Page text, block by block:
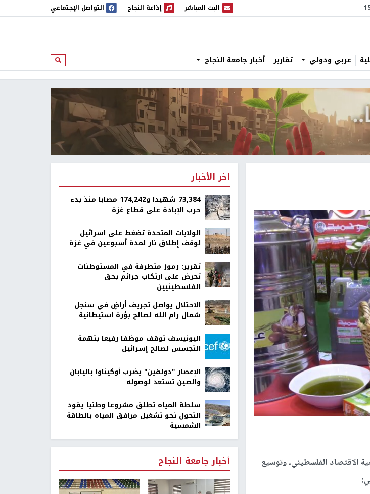
البث المباشر
البث المباشر إذاعة النجاح
إذاعة النجاح التواصل الإجتماعي
عربي ودولي تقارير أخبار جامعة النجاح ابحث
" غذاؤنا 2017 " لدعم وتنمية الاقتصاد الفلسطيني، وتوسيع
اخر الأخبار
73,384 شهيدا و174,242 مصابا منذ بدء
حرب الإبادة على قطاع غزة
الولايات المتحدة تضغط على اسرائيل
لوقف إطلاق نار لمدة أسبوعين في غزة
تقرير: رموز متطرفة في المستوطنات
تحرض على ارتكاب جرائم بحق
الفلسطينيين
الاحتلال يواصل تجريف أراضٍ في سنجل
شمال رام الله لصالح بؤرة استيطانية
اليونيسف توقف موظفا رفيعا بتهمة
التجسس لصالح إسرائيل
الإعصار "دولفين" يضرب أوكيناوا باليابان
والصين تستعد لوصوله
سلطة المياه تطلق مشروعا وطنيا يقود
التحول نحو تشغيل مرافق المياه بالطاقة
الشمسية
أخبار جامعة النجاح